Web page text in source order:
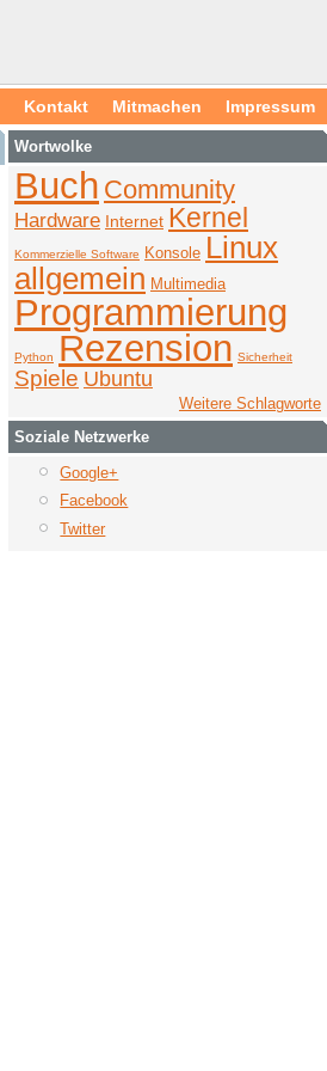
Kontakt Mitmachen Impressum
Wortwolke
Buch Community
Hardware Internet Kernel
Kommerzielle Software Konsole Linux
allgemein Multimedia
Programmierung
Python Rezension Sicherheit
Spiele Ubuntu
Weitere Schlagworte
Soziale Netzwerke
Google+
Facebook
Twitter